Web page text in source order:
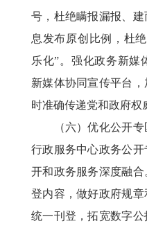
号，杜绝瞒报漏报、
息发布原创比例，杜
乐化”。强化政务新媒
新媒体协同宣传平台
时准确传递党和政府权
（六）优化公开专
行政服务中心政务公
开和政务服务深度融
登内容，做好政府规
统一刊登，拓宽数字